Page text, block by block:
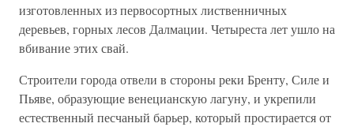
изготовленных из первосортных лиственничных
деревьев, горных лесов Далмации. Четыреста лет ушло на
вбивание этих свай.
Строители города отвели в стороны реки Бренту, Силе и
Пьяве, образующие венецианскую лагуну, и укрепили
естественный песчаный барьер, который простирается от